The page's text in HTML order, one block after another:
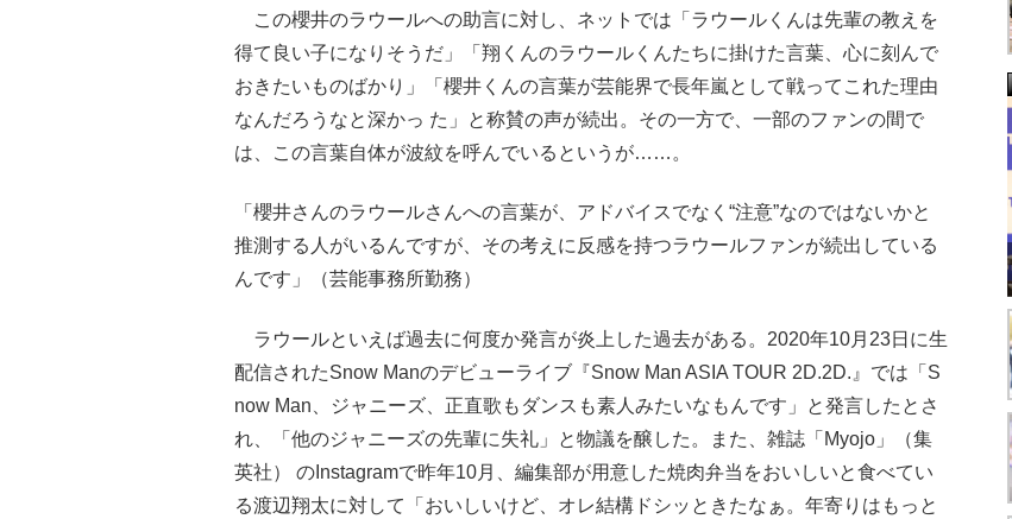
この櫻井のラウールへの助言に対し、ネットでは「ラウールくんは先輩の教えを
得て良い子になりそうだ」「翔くんのラウールくんたちに掛けた言葉、心に刻んで
おきたいものばかり」「櫻井くんの言葉が芸能界で長年嵐として戦ってこれた理由
なんだろうなと深かっ た」と称賛の声が続出。その一方で、一部のファンの間で
は、この言葉自体が波紋を呼んでいるというが……。
「櫻井さんのラウールさんへの言葉が、アドバイスでなく“注意”なのではないかと
推測する人がいるんですが、その考えに反感を持つラウールファンが続出している
んです」（芸能事務所勤務）
ラウールといえば過去に何度か発言が炎上した過去がある。2020年10月23日に生
配信されたSnow Manのデビューライブ『Snow Man ASIA TOUR 2D.2D.』では「S
now Man、ジャニーズ、正直歌もダンスも素人みたいなもんです」と発言したとさ
れ、「他のジャニーズの先輩に失礼」と物議を醸した。また、雑誌「Myojo」（集
英社） のInstagramで昨年10月、編集部が用意した焼肉弁当をおいしいと食べてい
る渡辺翔太に対して「おいしいけど、オレ結構ドシッときたなぁ。年寄りはもっと